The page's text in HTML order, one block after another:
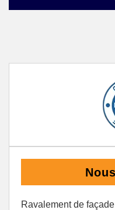
Ravalement de